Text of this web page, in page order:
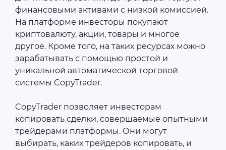
финансовыми активами с низкой комиссией.
На платформе инвесторы покупают
криптовалюту, акции, товары и многое
другое. Кроме того, на таких ресурсах можно
зарабатывать с помощью простой и
уникальной автоматической торговой
системы CopyTrader.
CopyTrader позволяет инвесторам
копировать сделки, совершаемые опытными
трейдерами платформы. Они могут
выбирать, каких трейдеров копировать, и